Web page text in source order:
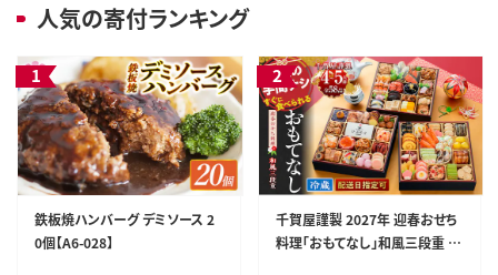
人気の寄付ランキング
鉄板焼ハンバーグ デミソース 2
0個【A6-028】
千賀屋謹製 2027年 迎春おせち
料理「おもてなし」和風三段重 4